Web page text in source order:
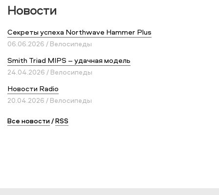
Новости
Секреты успеха Northwave Hammer Plus
06.06.2026 / Велосипеды
Smith Triad MIPS – удачная модель
24.04.2026 / Велосипеды
Новости Radio
20.04.2026 / Велосипеды
Все новости/RSS